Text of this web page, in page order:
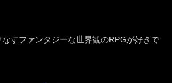
すファンタジーな世界観のRPGが好きで